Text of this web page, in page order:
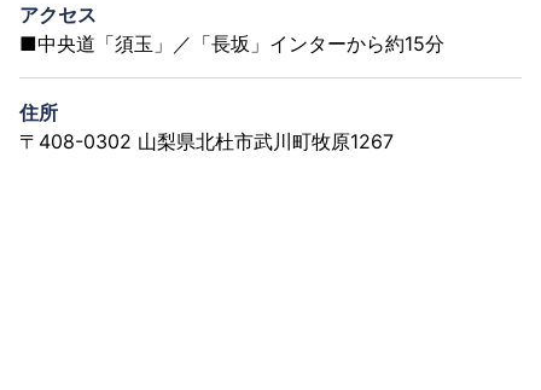
アクセス
■中央道「須玉」／「長坂」インターから約15分
住所
〒408-0302 山梨県北杜市武川町牧原1267